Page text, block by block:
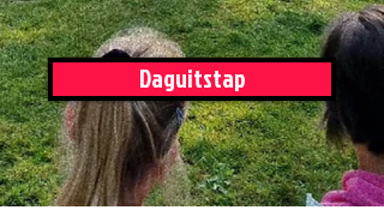
Daguitstap